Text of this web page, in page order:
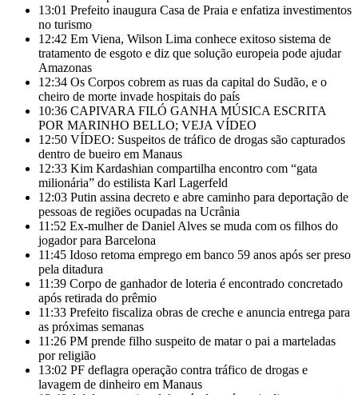
13:01 Prefeito inaugura Casa de Praia e enfatiza investimentos
no turismo
12:42 Em Viena, Wilson Lima conhece exitoso sistema de
tratamento de esgoto e diz que solução europeia pode ajudar
Amazonas
12:34 Os Corpos cobrem as ruas da capital do Sudão, e o
cheiro de morte invade hospitais do país
10:36 CAPIVARA FILÓ GANHA MÚSICA ESCRITA
POR MARINHO BELLO; VEJA VÍDEO
12:50 VÍDEO: Suspeitos de tráfico de drogas são capturados
dentro de bueiro em Manaus
12:33 Kim Kardashian compartilha encontro com “gata
milionária” do estilista Karl Lagerfeld
12:03 Putin assina decreto e abre caminho para deportação de
pessoas de regiões ocupadas na Ucrânia
11:52 Ex-mulher de Daniel Alves se muda com os filhos do
jogador para Barcelona
11:45 Idoso retoma emprego em banco 59 anos após ser preso
pela ditadura
11:39 Corpo de ganhador de loteria é encontrado concretado
após retirada do prêmio
11:33 Prefeito fiscaliza obras de creche e anuncia entrega para
as próximas semanas
11:26 PM prende filho suspeito de matar o pai a marteladas
por religião
13:02 PF deflagra operação contra tráfico de drogas e
lavagem de dinheiro em Manaus